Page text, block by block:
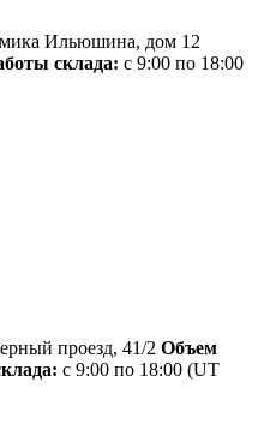
Ильюшина, дом 12
склада: с 9:00 по 18:00
проезд, 41/2 Объем
с 9:00 по 18:00 (UT